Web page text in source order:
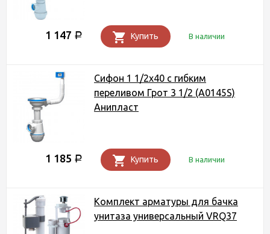
1 147 Р Купить В наличии
Сифон 1 1/2х40 с гибким
переливом Грот 3 1/2 (A0145S)
Анипласт
1 185 Р Купить В наличии
Комплект арматуры для бачка
унитаза универсальный VRQ37